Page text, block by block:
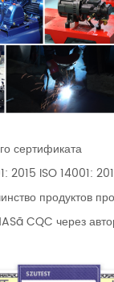
сертификата
ISO 14001:
продуктов
CQC через